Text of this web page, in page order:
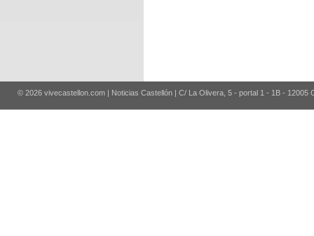
© 2026 vivecastellon.com | Noticias Castellón | C/ La Olivera, 5 - portal 1 - 1B - 12005